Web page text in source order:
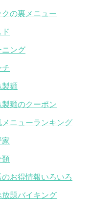
クの裏メニュー
ド
ニング
チ
製麺
製麺のクーポン
メニューランキング
家
類
のお得情報いろいろ
放題バイキング